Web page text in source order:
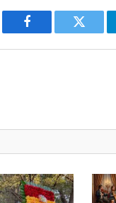
Facebook Twitter